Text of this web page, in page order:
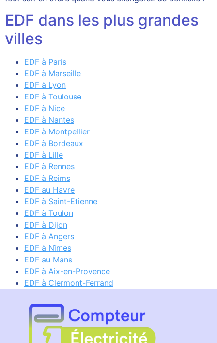
EDF dans les plus grandes
villes
EDF à Paris
EDF à Marseille
EDF à Lyon
EDF à Toulouse
EDF à Nice
EDF à Nantes
EDF à Montpellier
EDF à Bordeaux
EDF à Lille
EDF à Rennes
EDF à Reims
EDF au Havre
EDF à Saint-Etienne
EDF à Toulon
EDF à Dijon
EDF à Angers
EDF à Nîmes
EDF au Mans
EDF à Aix-en-Provence
EDF à Clermont-Ferrand